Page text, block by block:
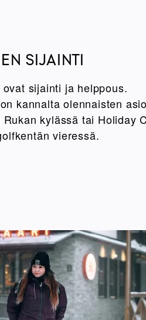
SIJAINTI
sijainti ja helppous.
kannalta olennaisten
kylässä tai Holiday
vieressä.